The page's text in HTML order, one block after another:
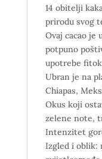
14 obitelji
prirodu svog
Ovaj cacao je
potpuno
upotrebe
Ubran je na
Chiapas,
Okus koji
zelene note,
Intenzitet
Izgled i oblik: